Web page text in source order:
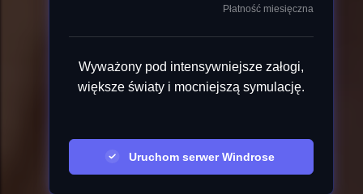
Płatność miesięczna
Wyważony pod intensywniejsze załogi,
większe światy i mocniejszą symulację.
Uruchom serwer Windrose